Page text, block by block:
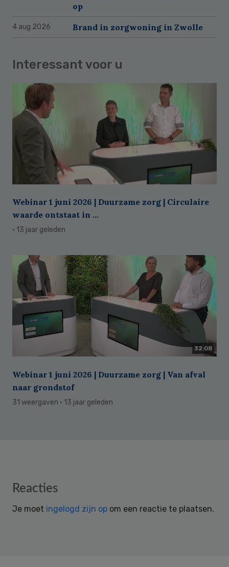
op
4 aug 2026 Brand in zorgwoning in Zwolle
Interessant voor u
Webinar 1 juni 2026 | Duurzame zorg | Circulaire
waarde ontstaat in ...
· 13 jaar geleden
32:08
Webinar 1 juni 2026 | Duurzame zorg | Van afval
naar grondstof
31 weergaven · 13 jaar geleden
Reader
Reacties
Je moet ingelogd zijn op om een reactie te plaatsen.